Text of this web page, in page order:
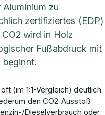
zu
zertifiziertes (EDP)
wird in Holz
Fußabdruck mit
beginnt.
(im 1:1-Vergleich) deutlich
den CO2-Ausstoß
Dieselverbrauch oder